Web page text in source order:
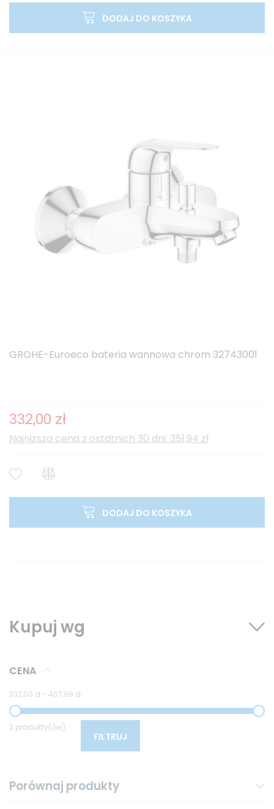
DODAJ DO KOSZYKA
GROHE-Euroeco bateria wannowa chrom 32743001
332,00 zł
Najniższa cena z ostatnich 30 dni: 351,94 zł
DODAJ DO KOSZYKA
Kupuj wg
CENA
332,00 zł - 467,99 zł
2 produkty(ów)
FILTRUJ
Porównaj produkty